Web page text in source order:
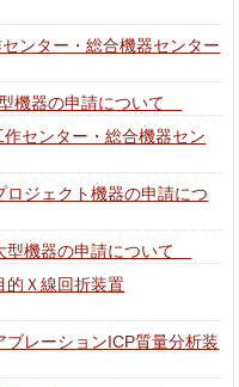
ンター・総合機器センター
機器の申請について
センター・総合機器セン
ジェクト機器の申請につ
型機器の申請について
的Ｘ線回折装置
レーションICP質量分析装